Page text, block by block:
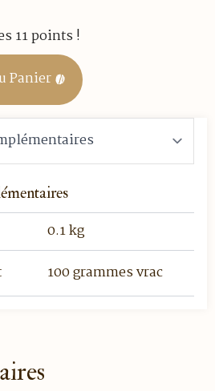
11 points !
Panier
0.1 kg
100 grammes vrac